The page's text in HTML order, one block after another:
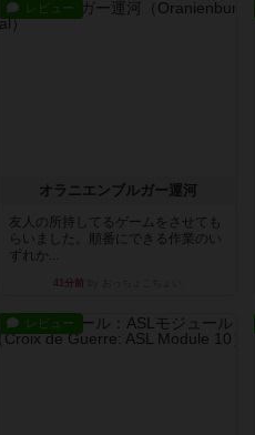
レビュー
オラニエンブルガー運河
友人の所持してるゲームをさせても
らいました。順番にできる作業のい
ずれか...
41分前
レビュー